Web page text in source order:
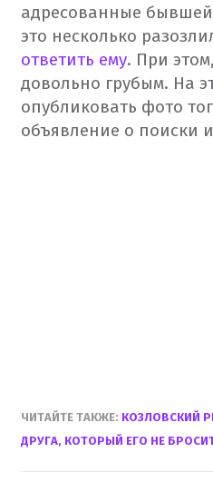
адресованные
это несколько
ответить ему. При
довольно грубым. На
опубликовать фото
объявление о поиски
ЧИТАЙТЕ ТАКЖЕ: КОЗЛОВСКИЙ
ДРУГА, КОТОРЫЙ ЕГО НЕ